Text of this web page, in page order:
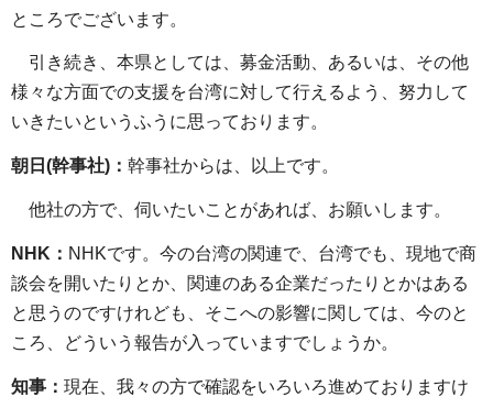
ところでございます。
引き続き、本県としては、募金活動、あるいは、その他
様々な方面での支援を台湾に対して行えるよう、努力して
いきたいというふうに思っております。
朝日(幹事社)： 幹事社からは、以上です。
他社の方で、伺いたいことがあれば、お願いします。
NHK： NHKです。今の台湾の関連で、台湾でも、現地で商
談会を開いたりとか、関連のある企業だったりとかはある
と思うのですけれども、そこへの影響に関しては、今のと
ころ、どういう報告が入っていますでしょうか。
知事： 現在、我々の方で確認をいろいろ進めておりますけ